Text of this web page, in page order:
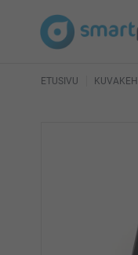
ETUSIVU